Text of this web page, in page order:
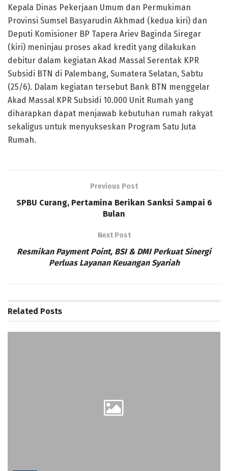
Kepala Dinas Pekerjaan Umum dan Permukiman
Provinsi Sumsel Basyarudin Akhmad (kedua kiri) dan
Deputi Komisioner BP Tapera Ariev Baginda Siregar
(kiri) meninjau proses akad kredit yang dilakukan
debitur dalam kegiatan Akad Massal Serentak KPR
Subsidi BTN di Palembang, Sumatera Selatan, Sabtu
(25/6). Dalam kegiatan tersebut Bank BTN menggelar
Akad Massal KPR Subsidi 10.000 Unit Rumah yang
diharapkan dapat menjawab kebutuhan rumah rakyat
sekaligus untuk menyukseskan Program Satu Juta
Rumah.
Previous Post
SPBU Curang, Pertamina Berikan Sanksi Sampai 6
Bulan
Next Post
Resmikan Payment Point, BSI & DMI Perkuat Sinergi
Perluas Layanan Keuangan Syariah
Related Posts